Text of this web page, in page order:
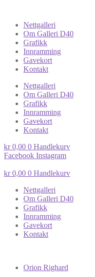
Nettgalleri
Om Galleri D40
Grafikk
Innramming
Gavekort
Kontakt
Nettgalleri
Om Galleri D40
Grafikk
Innramming
Gavekort
Kontakt
kr0,00 0 Handlekurv
Facebook Instagram
kr0,00 0 Handlekurv
Nettgalleri
Om Galleri D40
Grafikk
Innramming
Gavekort
Kontakt
Orion Righard